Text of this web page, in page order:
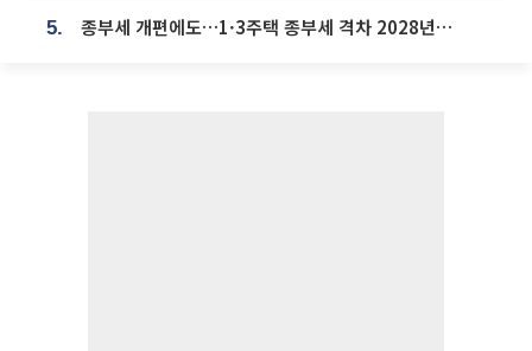
5. 종부세 개편에도…1·3주택 종부세 격차 2028년부터 확대